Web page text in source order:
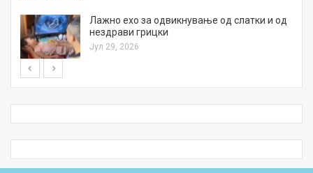
Лажно ехо за одвикнување од слатки и од
нездрави грицки
Јул 29, 2026